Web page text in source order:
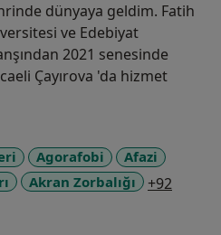
dünyaya geldim. Fatih
ve Edebiyat
2021 senesinde
hizmet
Agorafobi
Afazi
Akran Zorbalığı +92